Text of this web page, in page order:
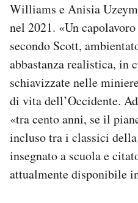
Williams e Anisia
nel 2021. «Un
secondo Scott,
abbastanza realistica, in
schiavizzate nelle
di vita dell’Occidente.
«tra cento anni, se il
incluso tra i classici
insegnato a scuola e
attualmente disponibile